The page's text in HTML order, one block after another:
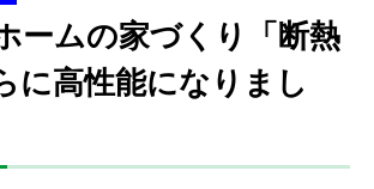
ームの家づくり「断熱
に高性能になりまし